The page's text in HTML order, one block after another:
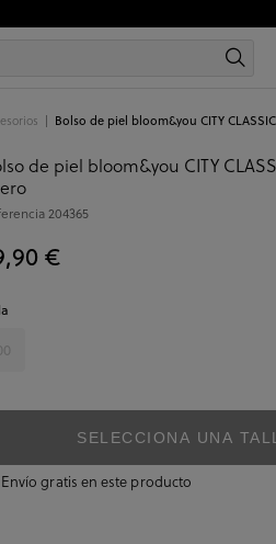
Bolso de piel bloom&you CITY
de piel bloom&you CITY
204365
€
Envío gratis en este producto
SELECCIONA UNA